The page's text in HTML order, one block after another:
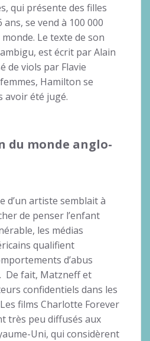
qui présente des filles
se vend à 100 000
Le texte de son
est écrit par Alain
de viols par Flavie
Hamilton se
avoir été jugé.
du monde anglo-
d’un artiste semblait à
de penser l’enfant
les médias
qualifient
d’abus
De fait, Matzneff et
confidentiels dans les
films Charlotte Forever
très peu diffusés aux
Uni, qui considèrent